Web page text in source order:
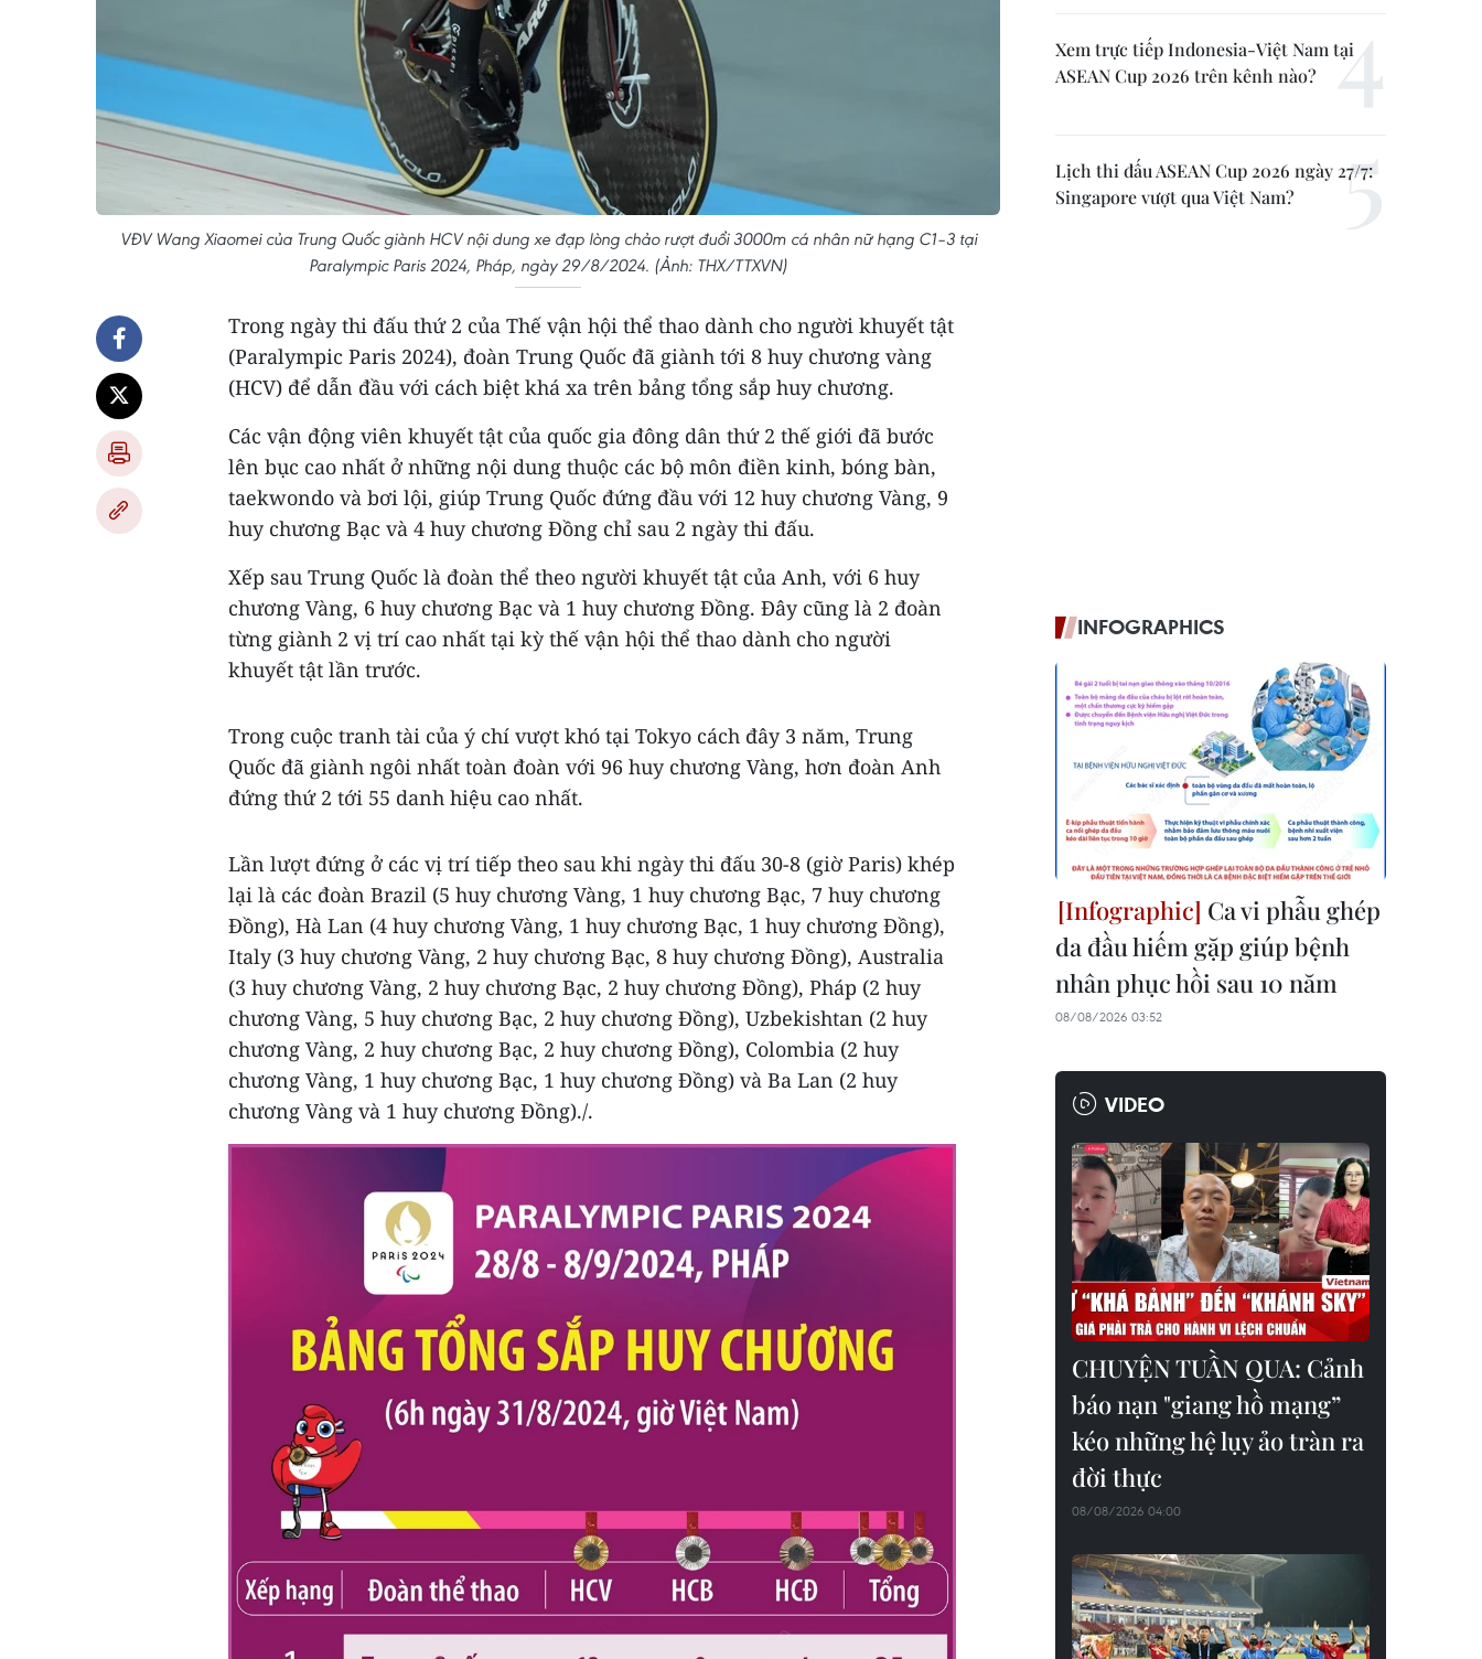
VĐV Wang Xiaomei của Trung Quốc giành HCV nội dung xe đạp lòng chảo rượt đuổi 3000m cá nhân nữ hạng C1–3 tại
Paralympic Paris 2024, Pháp, ngày 29/8/2024. (Ảnh: THX/TTXVN)
Trong ngày thi đấu thứ 2 của Thế vận hội thể thao dành cho người khuyết tật
(Paralympic Paris 2024), đoàn Trung Quốc đã giành tới 8 huy chương vàng
(HCV) để dẫn đầu với cách biệt khá xa trên bảng tổng sắp huy chương.
Các vận động viên khuyết tật của quốc gia đông dân thứ 2 thế giới đã bước
lên bục cao nhất ở những nội dung thuộc các bộ môn điền kinh, bóng bàn,
taekwondo và bơi lội, giúp Trung Quốc đứng đầu với 12 huy chương Vàng, 9
huy chương Bạc và 4 huy chương Đồng chỉ sau 2 ngày thi đấu.
Xếp sau Trung Quốc là đoàn thể theo người khuyết tật của Anh, với 6 huy
chương Vàng, 6 huy chương Bạc và 1 huy chương Đồng. Đây cũng là 2 đoàn
từng giành 2 vị trí cao nhất tại kỳ thế vận hội thể thao dành cho người
khuyết tật lần trước.
Trong cuộc tranh tài của ý chí vượt khó tại Tokyo cách đây 3 năm, Trung
Quốc đã giành ngôi nhất toàn đoàn với 96 huy chương Vàng, hơn đoàn Anh
đứng thứ 2 tới 55 danh hiệu cao nhất.
Lần lượt đứng ở các vị trí tiếp theo sau khi ngày thi đấu 30-8 (giờ Paris) khép
lại là các đoàn Brazil (5 huy chương Vàng, 1 huy chương Bạc, 7 huy chương
Đồng), Hà Lan (4 huy chương Vàng, 1 huy chương Bạc, 1 huy chương Đồng),
Italy (3 huy chương Vàng, 2 huy chương Bạc, 8 huy chương Đồng), Australia
(3 huy chương Vàng, 2 huy chương Bạc, 2 huy chương Đồng), Pháp (2 huy
chương Vàng, 5 huy chương Bạc, 2 huy chương Đồng), Uzbekishtan (2 huy
chương Vàng, 2 huy chương Bạc, 2 huy chương Đồng), Colombia (2 huy
chương Vàng, 1 huy chương Bạc, 1 huy chương Đồng) và Ba Lan (2 huy
chương Vàng và 1 huy chương Đồng)./.
Xem trực tiếp Indonesia-Việt Nam tại
ASEAN Cup 2026 trên kênh nào?
Lịch thi đấu ASEAN Cup 2026 ngày 27/7:
Singapore vượt qua Việt Nam?
INFOGRAPHICS
Ca vi phẫu ghép
da đầu hiếm gặp giúp bệnh
nhân phục hồi sau 10 năm
08/08/2026 03:52
VIDEO
CHUYỆN TUẦN QUA: Cảnh
báo nạn "giang hồ mạng”
kéo những hệ lụy ảo tràn ra
đời thực
08/08/2026 04:00